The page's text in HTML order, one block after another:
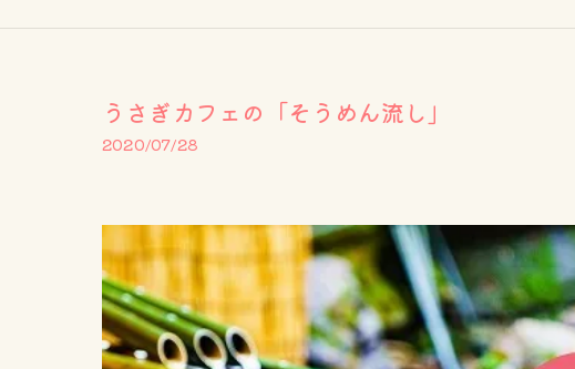
うさぎカフェの「そうめん流し」
2020/07/28